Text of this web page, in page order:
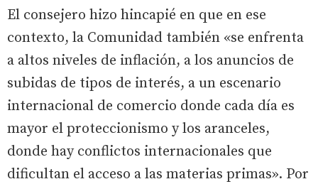
El consejero hizo hincapié en que en ese
contexto, la Comunidad también «se enfrenta
a altos niveles de inflación, a los anuncios de
subidas de tipos de interés, a un escenario
internacional de comercio donde cada día es
mayor el proteccionismo y los aranceles,
donde hay conflictos internacionales que
dificultan el acceso a las materias primas». Por